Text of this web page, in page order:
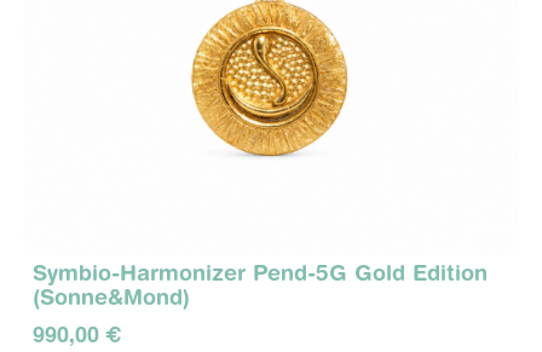
Symbio-Harmonizer Pend-5G Gold Edition
(Sonne&Mond)
990,00 €